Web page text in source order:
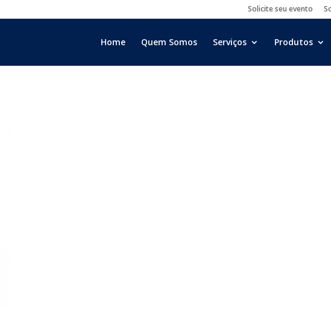
Solicite seu evento
Home Quem Somos Serviços Produtos